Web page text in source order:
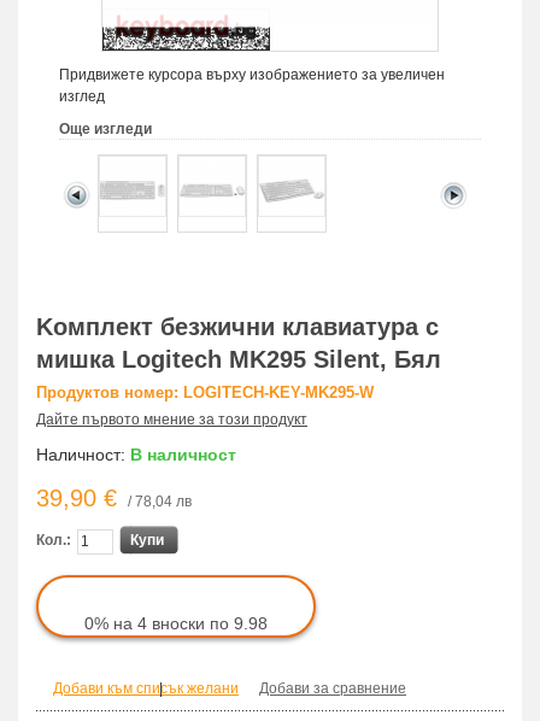
Придвижете курсора върху изображението за увеличен
изглед
Още изгледи
Kомплект безжични клавиатура с
мишка Logitech MK295 Silent, Бял
Продуктов номер: LOGITECH-KEY-MK295-W
Дайте първото мнение за този продукт
Наличност: В наличност
39,90 € / 78,04 лв
Кол.: Купи
0% на 4 вноски по 9.98
Добави към списък желани
| Добави за сравнение